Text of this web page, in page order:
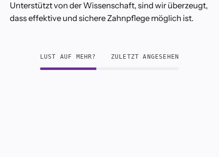
Unterstützt von der Wissenschaft, sind wir überzeugt,
dass effektive und sichere Zahnpflege möglich ist.
LUST AUF MEHR? ZULETZT ANGESEHEN